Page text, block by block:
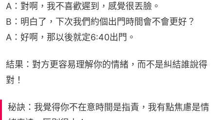
A：對啊，我不喜歡遲到，感覺很丟臉。
B：明白了，下次我們約個出門時間會不會更好？
A：好啊，那以後就定6:40出門。
結果：對方更容易理解你的情緒，而不是糾結誰說得
對！
秘訣：我覺得你不在意時間是指責，我有點焦慮是情